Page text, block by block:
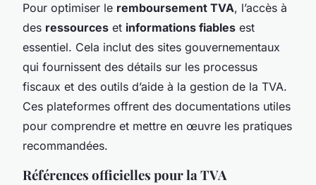
Pour optimiser le remboursement TVA, l’accès à
des ressources et informations fiables est
essentiel. Cela inclut des sites gouvernementaux
qui fournissent des détails sur les processus
fiscaux et des outils d’aide à la gestion de la TVA.
Ces plateformes offrent des documentations utiles
pour comprendre et mettre en œuvre les pratiques
recommandées.
Références officielles pour la TVA